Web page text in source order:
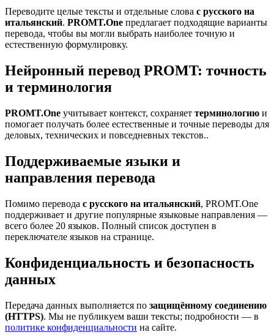
Переводите целые тексты и отдельные слова с русского на
итальянский. PROMT.One предлагает подходящие варианты
перевода, чтобы вы могли выбрать наиболее точную и
естественную формулировку.
Нейронный перевод PROMT: точность
и терминология
PROMT.One учитывает контекст, сохраняет терминологию и
помогает получать более естественные и точные переводы для
деловых, технических и повседневных текстов..
Поддерживаемые языки и
направления перевода
Помимо перевода с русского на итальянский, PROMT.One
поддерживает и другие популярные языковые направления —
всего более 20 языков. Полный список доступен в
переключателе языков на странице.
Конфиденциальность и безопасность
данных
Передача данных выполняется по защищённому соединению
(HTTPS). Мы не публикуем ваши тексты; подробности — в
политике конфиденциальности на сайте.